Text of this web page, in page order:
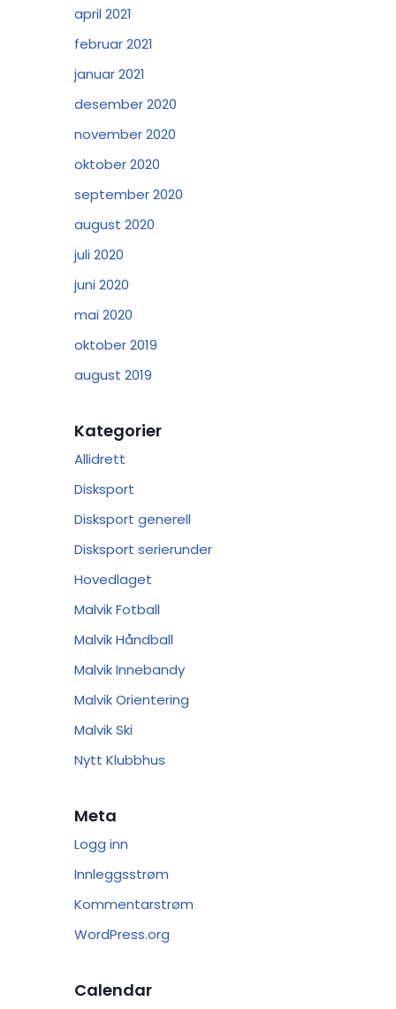
april 2021
februar 2021
januar 2021
desember 2020
november 2020
oktober 2020
september 2020
august 2020
juli 2020
juni 2020
mai 2020
oktober 2019
august 2019
Kategorier
Allidrett
Disksport
Disksport generell
Disksport serierunder
Hovedlaget
Malvik Fotball
Malvik Håndball
Malvik Innebandy
Malvik Orientering
Malvik Ski
Nytt Klubbhus
Meta
Logg inn
Innleggsstrøm
Kommentarstrøm
WordPress.org
Calendar